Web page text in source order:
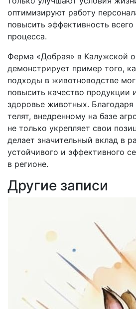
оптимизируют работу
повысить эффективность
процесса.
Ферма «Добрая» в Калужской
демонстрирует пример того,
подходы в животноводстве
повысить качество продукции
здоровье животных. Благодаря
телят, внедренному на базе
не только укрепляет свои
делает значительный вклад в
устойчивого и эффективного
в регионе.
Другие записи